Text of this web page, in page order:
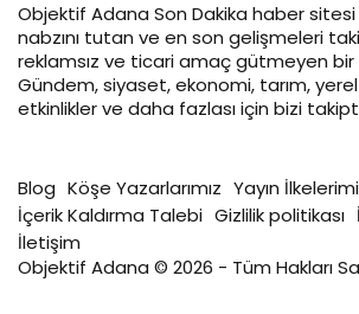
Objektif Adana Son Dakika haber
nabzını tutan ve en son gelişmeleri
reklamsız ve ticari amaç gütmeyen
Gündem, siyaset, ekonomi, tarım,
etkinlikler ve daha fazlası için bizi
Blog Köşe Yazarlarımız Yayın
İçerik Kaldırma Talebi Gizlilik politikası
İletişim
Objektif Adana © 2026 - Tüm Hakları